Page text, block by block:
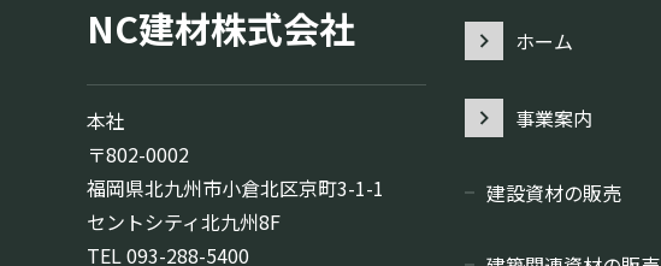
NC建材株式会社
本社
〒802-0002
福岡県北九州市小倉北区京町3-1-1
セントシティ北九州8F
TEL093-288-5400
ホーム
事業案内
建設資材の販売